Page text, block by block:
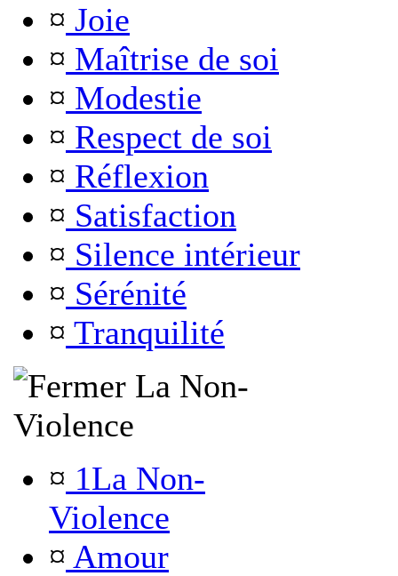
¤ Joie
¤ Maîtrise de soi
¤ Modestie
¤ Respect de soi
¤ Réflexion
¤ Satisfaction
¤ Silence intérieur
¤ Sérénité
¤ Tranquilité
La Non-
Violence
¤ 1La Non-
Violence
¤ Amour